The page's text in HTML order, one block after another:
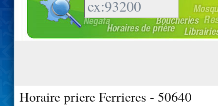
Horaire priere Ferrieres - 50640